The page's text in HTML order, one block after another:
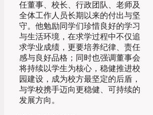
任董事、校长、行政团队、老师及
全体工作人员长期以来的付出与坚
守。他勉励同学们珍惜良好的学习
与生活环境，在求学过程中不仅追
求学业成绩，更要培养纪律、责任
感与良好品格；同时也强调董事会
将持续以学生为核心，稳健推进校
园建设，成为校方最坚定的后盾，
与学校携手迈向更稳健、可持续的
发展方向。